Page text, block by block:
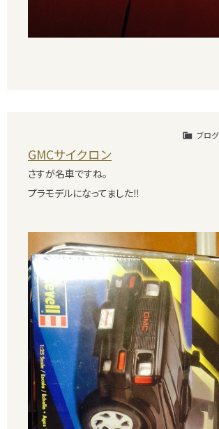
ブログ
GMCサイクロン
さすが名車ですね。
プラモデルになってました‼︎